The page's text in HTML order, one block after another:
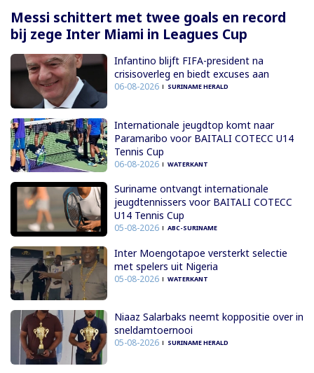
Messi schittert met twee goals en record
bij zege Inter Miami in Leagues Cup
Infantino blijft FIFA-president na
crisisoverleg en biedt excuses aan
06-08-2026 SURINAME HERALD
Internationale jeugdtop komt naar
Paramaribo voor BAITALI COTECC U14
Tennis Cup
06-08-2026 WATERKANT
Suriname ontvangt internationale
jeugdtennissers voor BAITALI COTECC
U14 Tennis Cup
05-08-2026 ABC-SURINAME
Inter Moengotapoe versterkt selectie
met spelers uit Nigeria
05-08-2026 WATERKANT
Niaaz Salarbaks neemt koppositie over in
sneldamtoernooi
05-08-2026 SURINAME HERALD